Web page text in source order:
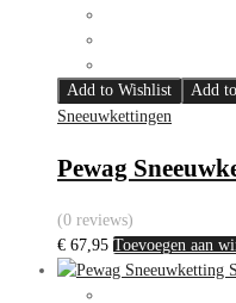
Add to Wishlist
Add
Sneeuwkettingen
Pewag
(0 reviews)
€ 67,95 Toevoegen aan